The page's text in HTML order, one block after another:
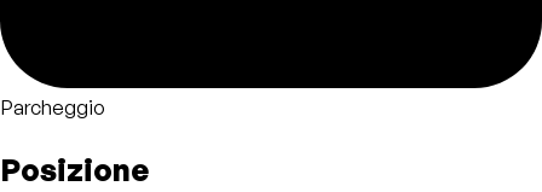
Parcheggio
Posizione